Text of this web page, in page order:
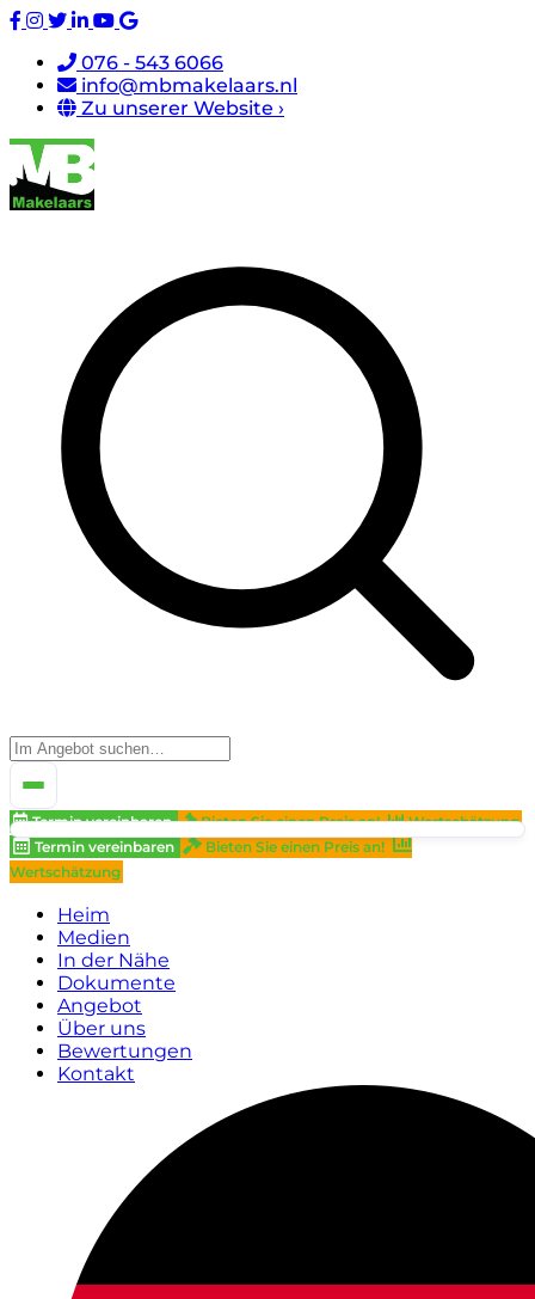
076 - 543 6066
info@mbmakelaars.nl
Zu unserer Website ›
Termin vereinbaren Bieten Sie einen Preis an!
Wertschätzung
Termin vereinbaren
Bieten Sie einen Preis an!
Wertschätzung
Heim
Medien
In der Nähe
Dokumente
Angebot
Über uns
Bewertungen
Kontakt